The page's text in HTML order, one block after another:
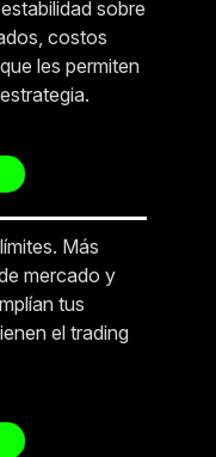
sobre
costos
les permiten
Más
mercado y
tus
el trading